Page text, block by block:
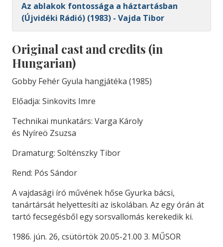
Az ablakok fontossága a háztartásban
(Újvidéki Rádió) (1983) - Vajda Tibor
Original cast and credits (in
Hungarian)
Gobby Fehér Gyula hangjátéka (1985)
Előadja: Sinkovits Imre
Technikai munkatárs: Varga Károly
és Nyíreö Zsuzsa
Dramaturg: Solténszky Tibor
Rend: Pós Sándor
A vajdasági író művének hőse Gyurka bácsi,
tanártársát helyettesíti az iskolában. Az egy órán át
tartó fecsegésből egy sorsvallomás kerekedik ki.
1986. jún. 26, csütörtök 20.05-21.00 3. MŰSOR